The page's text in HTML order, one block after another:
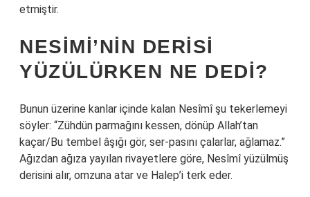
etmiştir.
NESIMI’NIN DERISI
YÜZÜLÜRKEN NE DEDI?
Bunun üzerine kanlar içinde kalan Nesîmî şu tekerlemeyi
söyler: “Zühdün parmağını kessen, dönüp Allah’tan
kaçar/Bu tembel âşığı gör, ser-pasını çalarlar, ağlamaz.”
Ağızdan ağıza yayılan rivayetlere göre, Nesîmî yüzülmüş
derisini alır, omzuna atar ve Halep’i terk eder.